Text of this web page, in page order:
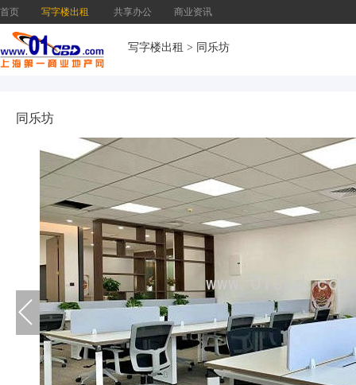
首页 写字楼出租 共享办公 商业资讯
写字楼出租 > 同乐坊
同乐坊